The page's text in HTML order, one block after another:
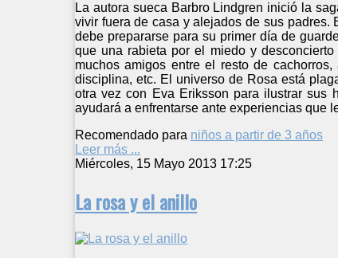
La autora sueca Barbro Lindgren inició la
vivir fuera de casa y alejados de sus padres.
debe prepararse para su primer día de
que una rabieta por el miedo y
muchos amigos entre el resto de
disciplina, etc. El universo de Rosa está
otra vez con Eva Eriksson para ilustrar sus
ayudará a enfrentarse ante experiencias que
Recomendado para niños a partir de 3 años
Leer más ...
Miércoles, 15 Mayo 2013 17:25
La rosa y el anillo